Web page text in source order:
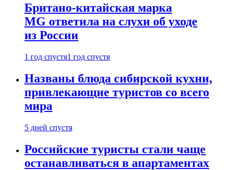
Британо-китайская марка
MG ответила на слухи об уходе
из России
1 год спустя1 год спустя
Названы блюда сибирской кухни,
привлекающие туристов со всего
мира
5 дней спустя
Российские туристы стали чаще
останавливаться в апартаментах